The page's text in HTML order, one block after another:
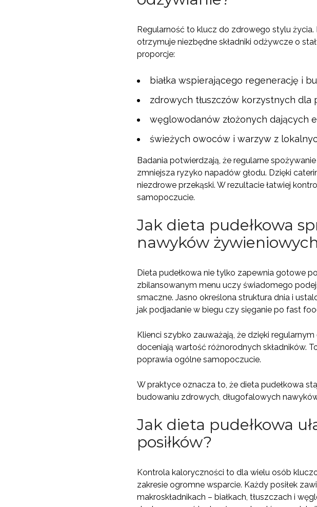
Regularność to klucz do zdrowego stylu
otrzymuje niezbędne składniki odżywcze o
proporcje:
białka wspierającego regenerację i
zdrowych tłuszczów korzystnych dla
węglowodanów złożonych dających
świeżych owoców i warzyw z
Badania potwierdzają, że regularne
zmniejsza ryzyko napadów głodu. Dzięki
niezdrowe przekąski. W rezultacie łatwiej
samopoczucie.
Jak dieta pudełkowa
nawyków
Dieta pudełkowa nie tylko zapewnia gotowe
zbilansowanym menu uczy świadomego
smaczne. Jasno określona struktura dnia i
jak podjadanie w biegu czy sięganie po fast
Klienci szybko zauważają, że dzięki
doceniają wartość różnorodnych składników.
poprawia ogólne samopoczucie.
W praktyce oznacza to, że dieta pudełkowa
budowaniu zdrowych, długofalowych
Jak dieta pudełkowa
posiłków?
Kontrola kaloryczności to dla wielu osób
zakresie ogromne wsparcie. Każdy posiłek
makroskładnikach – białkach, tłuszczach i